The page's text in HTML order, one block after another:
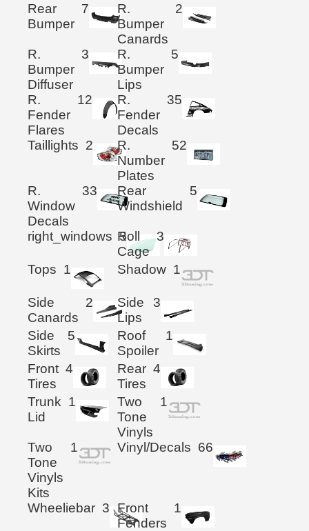
Rear
Bumper
7
R.
Bumper
Canards
2
R.
Bumper
Diffuser
3
R.
Bumper
Lips
5
R.
Fender
Flares
12
R.
Fender
Decals
35
Taillights 2
R.
Number
Plates
52
R.
Window
Decals
33
Rear
Windshield
5
right_windows 5
Roll
Cage
3
Tops 1 Shadow 1
Side
Canards
2
Side
Lips
3
Side
Skirts
5
Roof
Spoiler
1
Front
Tires
4
Rear
Tires
4
Trunk
Lid
1
Two
Tone
Vinyls
1
Two
Tone
Vinyls
Kits
1 Vinyl/Decals 66
Wheeliebar 3
Front
Fenders
1